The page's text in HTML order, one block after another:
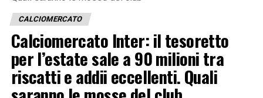
CALCIOMERCATO
Calciomercato Inter: il tesoretto
per l’estate sale a 90 milioni tra
riscatti e addii eccellenti. Quali